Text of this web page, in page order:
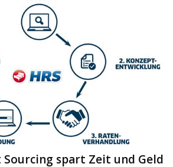
Sourcing spart Zeit und Geld